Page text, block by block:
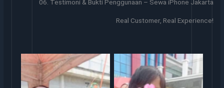
06. Testimoni & Bukti Penggunaan – Sewa iPhone Jakarta
Real Customer, Real Experience!